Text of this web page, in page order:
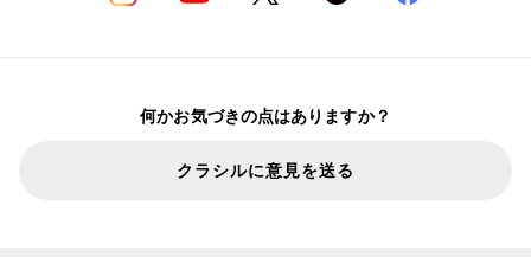
何かお気づきの点はありますか？
クラシルに意見を送る